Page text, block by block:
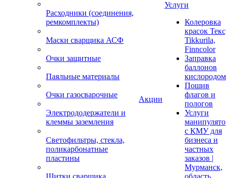
Расходники (соединения,
ремкомплекты)
Маски сварщика АСФ
Очки защитные
Паяльные материалы
Очки газосварочные
Электрододержатели и
клеммы заземления
Светофильтры, стекла,
поликарбонатные
пластины
Щитки сварщика
Акции
Услуги
Колеровка
красок
Tikkurila,
Finncolor
Заправка
баллонов
кислородом
Пошив
флагов и
пологов
Услуги
с КМУ для
бизнеса и
частных
заказов |
Мурманск,
область,